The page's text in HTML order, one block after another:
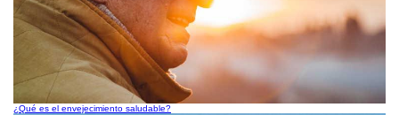
¿Qué es el envejecimiento saludable?